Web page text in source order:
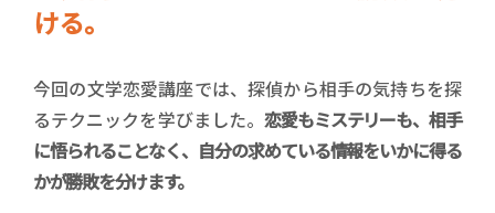
ける。
今回の文学恋愛講座では、探偵から相手の気持ちを探
るテクニックを学びました。 恋愛もミステリーも、相手
に悟られることなく、自分の求めている情報をいかに得る
かが勝敗を分けます。